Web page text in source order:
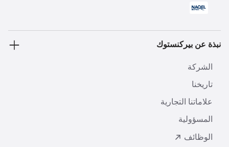
نبذة عن بيركنستوك
الشركة
تاريخنا
علاماتنا التجارية
المسؤولية
الوظائف